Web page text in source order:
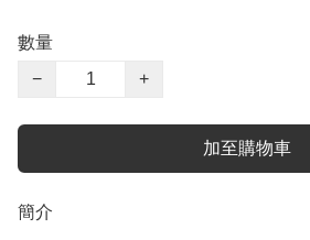
數量
−
+
加至購物車
簡介